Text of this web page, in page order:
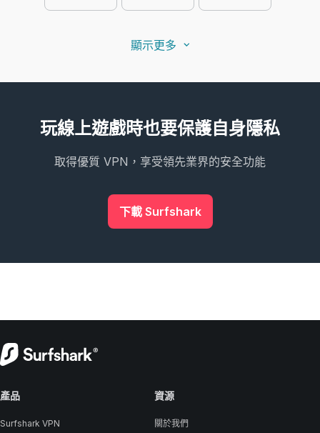
顯示更多
玩線上遊戲時也要保護自身隱私
取得優質 VPN，享受領先業界的安全功能
下載 Surfshark
產品
Surfshark VPN
資源
關於我們